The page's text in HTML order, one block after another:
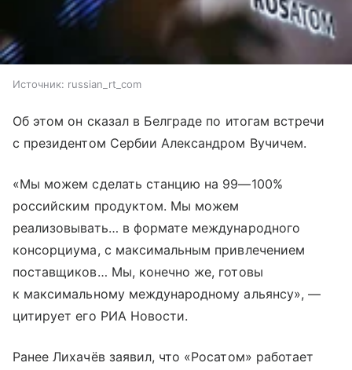
Источник: russian_rt_com
Об этом он сказал в Белграде по итогам встречи
с президентом Сербии Александром Вучичем.
«Мы можем сделать станцию на 99—100%
российским продуктом. Мы можем
реализовывать… в формате международного
консорциума, с максимальным привлечением
поставщиков… Мы, конечно же, готовы
к максимальному международному альянсу», —
цитирует его РИА Новости.
Ранее Лихачёв заявил, что «Росатом» работает